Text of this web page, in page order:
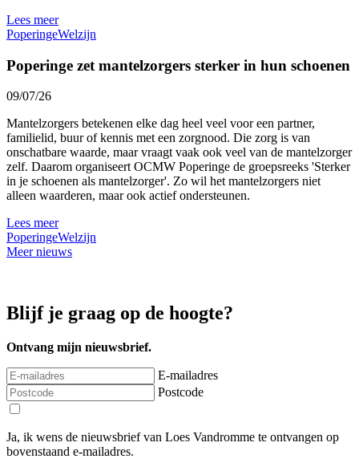
Lees meer
PoperingeWelzijn
Poperinge zet mantelzorgers sterker in hun schoenen
09/07/26
Mantelzorgers betekenen elke dag heel veel voor een partner,
familielid, buur of kennis met een zorgnood. Die zorg is van
onschatbare waarde, maar vraagt vaak ook veel van de mantelzorger
zelf. Daarom organiseert OCMW Poperinge de groepsreeks 'Sterker
in je schoenen als mantelzorger'. Zo wil het mantelzorgers niet
alleen waarderen, maar ook actief ondersteunen.
Lees meer
PoperingeWelzijn
Meer nieuws
Blijf je graag op de hoogte?
Ontvang mijn nieuwsbrief.
E-mailadres
Postcode
Ja, ik wens de nieuwsbrief van Loes Vandromme te ontvangen op
bovenstaand e-mailadres.